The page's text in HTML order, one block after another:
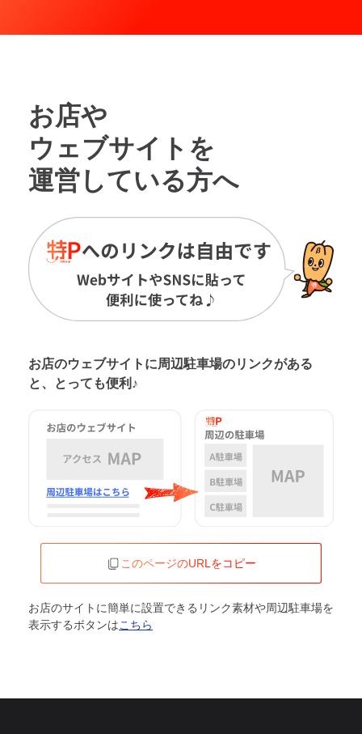
お店や
ウェブサイトを
運営している方へ
お店のウェブサイトに周辺駐車場のリンクがある
と、とっても便利♪
このページのURLをコピー
お店のサイトに簡単に設置できるリンク素材や周辺駐車場を
表示するボタンはこちら